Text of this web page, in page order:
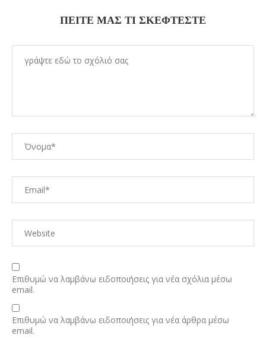
ΠΕΊΤΕ ΜΑΣ ΤΙ ΣΚΈΦΤΕΣΤΕ
Επιθυμώ να λαμβάνω ειδοποιήσεις για νέα σχόλια μέσω
email.
Επιθυμώ να λαμβάνω ειδοποιήσεις για νέα άρθρα μέσω
email.